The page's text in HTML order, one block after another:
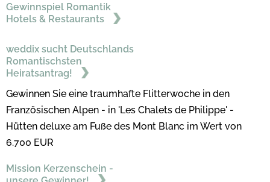
Gewinnspiel Romantik
Hotels & Restaurants
weddix sucht Deutschlands
Romantischsten
Heiratsantrag!
Gewinnen Sie eine traumhafte Flitterwoche in den
Französischen Alpen - in 'Les Chalets de Philippe' -
Hütten deluxe am Fuße des Mont Blanc im Wert von
6.700 EUR
Mission Kerzenschein -